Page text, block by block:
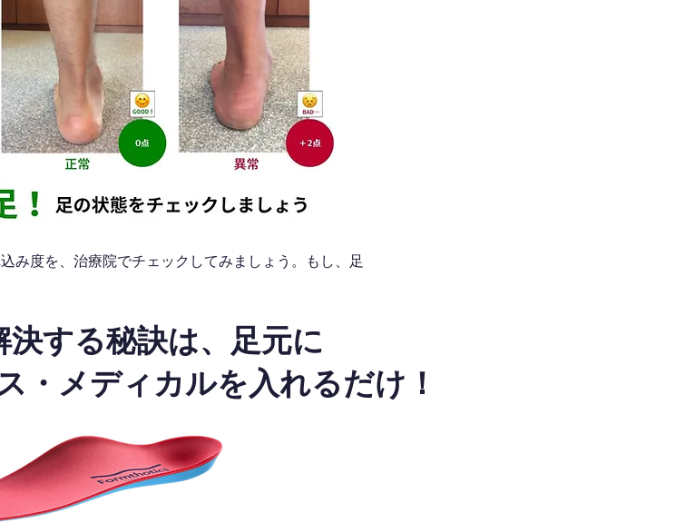
み度を、治療院でチェックしてみましょう。もし、足
決する秘訣は、足元に
・メディカルを入れるだけ！